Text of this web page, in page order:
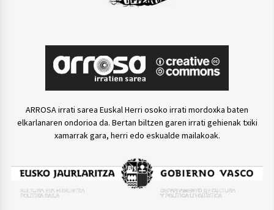
ARROSA irrati sarea Euskal Herri osoko irrati mordoxka baten
elkarlanaren ondorioa da. Bertan biltzen garen irrati gehienak txiki
xamarrak gara, herri edo eskualde mailakoak.